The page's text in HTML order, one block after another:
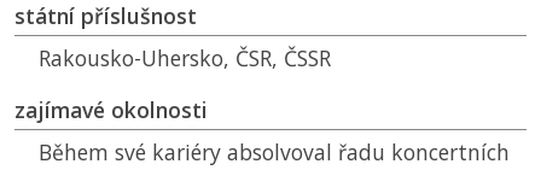
státní příslušnost
Rakousko-Uhersko, ČSR, ČSSR
zajímavé okolnosti
Během své kariéry absolvoval řadu koncertních